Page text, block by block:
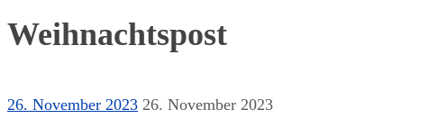
Weihnachtspost
26. November 2023 26. November 2023